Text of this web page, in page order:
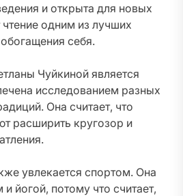
и открыта для новых
одним из лучших
себя.
Чуйкиной является
исследованием разных
Она считает, что
расширить кругозор и
увлекается спортом. Она
йогой, потому что считает,